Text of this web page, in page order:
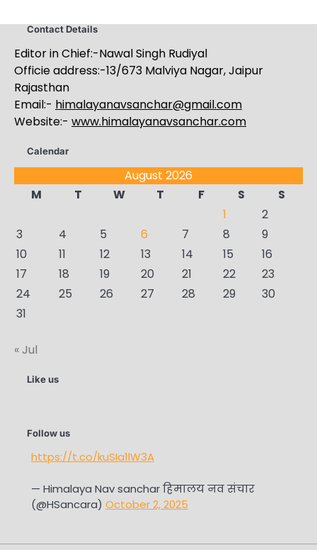
Contact Details
Editor in Chief:-Nawal Singh Rudiyal
Officie address:-13/673 Malviya Nagar, Jaipur
Rajasthan
Email:- himalayanavsanchar@gmail.com
Website:- www.himalayanavsanchar.com
Calendar
August 2026
M
T W T F S
S
1
2
3
4 5 6 7 8
9
10
11 12 13 14 15
16
17
18 19 20 21 22
23
24
25 26 27 28 29
30
31
« Jul
Like us
Follow us
https://t.co/kuSIa1lW3A
— Himalaya Nav sanchar हिमालय नव संचार
(@HSancara) October 2, 2025